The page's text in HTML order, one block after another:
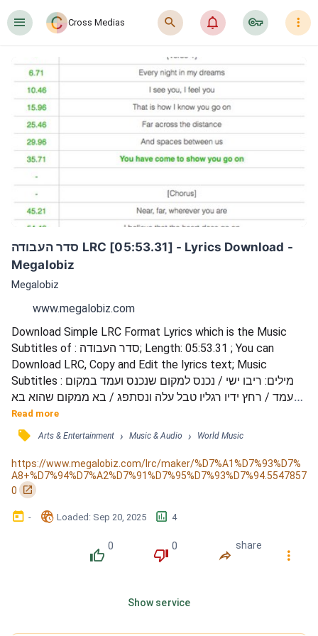
󰍜 Cross Medias 󰍉 󰂜 󰷖 󰇙
סדר העבודה LRC [05:53.31] - Lyrics Download -
Megalobiz
Megalobiz
www.megalobiz.com
Download Simple LRC Format Lyrics which is the Music
Subtitles of : סדר העבודה; Length: 05:53.31 ; You can
Download LRC, Copy and Edit the lyrics text; Music
Subtitles : מילים: ריבו ישי / נכנס למקום שנכנס ועמד במקום
שעמד / רחץ ידיו רגליו טבל עלה ונסתפג / בא ממקום שהוא בא
והלך למקום שהלך פשט בגדי החול לבש בגדי לבן / וכך היה
אומר אנא השם כפר לחטאים לעוונות ולפשעים שחטאתי לפניך
אני וביתי / ואם אדם היה יכול לזכור את הפגמים את / החסרונות
את כל הפשעים את כל העוונות / בטח כך היה מונה, אחת, אחת
ואחת אחת...
Read more
󰓹 Arts & Entertainment › Music & Audio › World Music
https://www.megalobiz.com/lrc/maker/%D7%A1%D7%93%D7%
A8+%D7%94%D7%A2%D7%91%D7%95%D7%93%D7%94.5547857
0
󰏌
󰃶 - 󱉊 Loaded: Sep 20, 2025 󱕎 4
󰔔
0
󰔒
0
󰤲
share
󰇙
Show service